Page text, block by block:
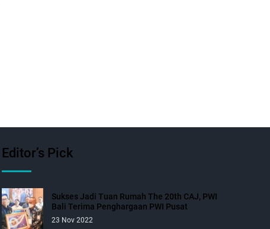
Editor’s Pick
Sukses Jadi Tuan Rumah The 20th CAJ, PWI
Bali Terima Penghargaan PWI Pusat
23 Nov 2022